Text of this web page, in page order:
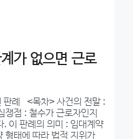
가 없으면 근로
판례 <목차> 사건의 전말 :
점 : 철수가 근로자인지
이 판례의 의미 : 임대계약
형태에 따라 법적 지위가